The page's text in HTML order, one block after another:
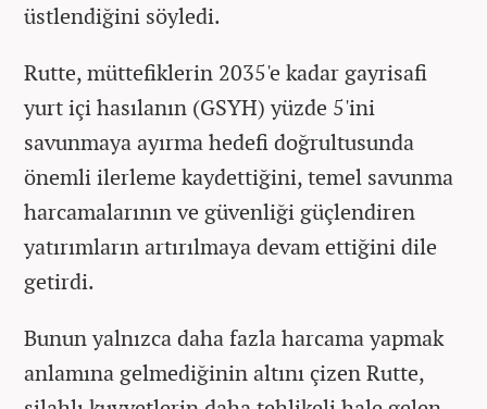
üstlendiğini söyledi.
Rutte, müttefiklerin 2035'e kadar gayrisafi
yurt içi hasılanın (GSYH) yüzde 5'ini
savunmaya ayırma hedefi doğrultusunda
önemli ilerleme kaydettiğini, temel savunma
harcamalarının ve güvenliği güçlendiren
yatırımların artırılmaya devam ettiğini dile
getirdi.
Bunun yalnızca daha fazla harcama yapmak
anlamına gelmediğinin altını çizen Rutte,